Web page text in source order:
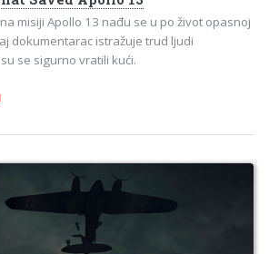
misiji Apollo 13 nađu se u po život opasnoj
dokumentarac istražuje trud ljudi
se sigurno vratili kući.